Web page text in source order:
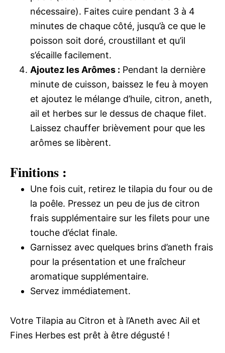
nécessaire). Faites cuire pendant 3 à 4
minutes de chaque côté, jusqu’à ce que le
poisson soit doré, croustillant et qu’il
s’écaille facilement.
Ajoutez les Arômes : Pendant la dernière
minute de cuisson, baissez le feu à moyen
et ajoutez le mélange d’huile, citron, aneth,
ail et herbes sur le dessus de chaque filet.
Laissez chauffer brièvement pour que les
arômes se libèrent.
Finitions :
Une fois cuit, retirez le tilapia du four ou de
la poêle. Pressez un peu de jus de citron
frais supplémentaire sur les filets pour une
touche d’éclat finale.
Garnissez avec quelques brins d’aneth frais
pour la présentation et une fraîcheur
aromatique supplémentaire.
Servez immédiatement.
Votre Tilapia au Citron et à l’Aneth avec Ail et
Fines Herbes est prêt à être dégusté !